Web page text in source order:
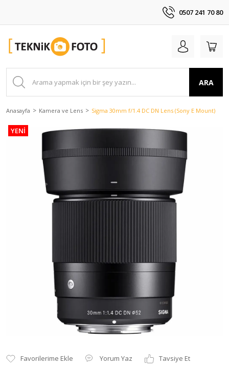
0507 241 70 80
ARA
Anasayfa Kamera ve Lens Sigma 30mm f/1.4 DC DN Lens (Sony E Mount)
YENİ
Yorum Yaz
Tavsiye Et